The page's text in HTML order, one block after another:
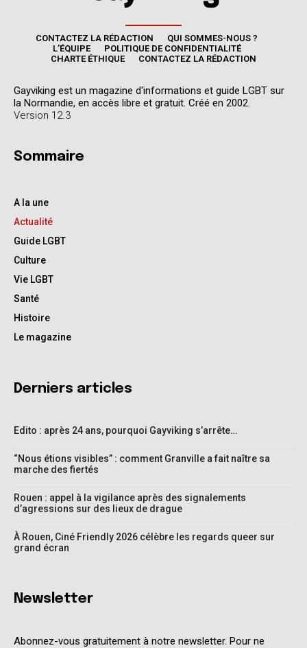
CONTACTEZ LA RÉDACTION
QUI SOMMES-NOUS ?
L’ÉQUIPE
POLITIQUE DE CONFIDENTIALITÉ
CHARTE ÉTHIQUE
CONTACTEZ LA RÉDACTION
Gayviking est un magazine d'informations et guide LGBT sur
la Normandie, en accès libre et gratuit. Créé en 2002.
Version 12.3
Sommaire
A la une
Actualité
Guide LGBT
Culture
Vie LGBT
Santé
Histoire
Le magazine
Derniers articles
Edito : après 24 ans, pourquoi Gayviking s’arrête…
“Nous étions visibles” : comment Granville a fait naître sa
marche des fiertés
Rouen : appel à la vigilance après des signalements
d’agressions sur des lieux de drague
À Rouen, Ciné Friendly 2026 célèbre les regards queer sur
grand écran
Newsletter
Abonnez-vous gratuitement à notre newsletter. Pour ne